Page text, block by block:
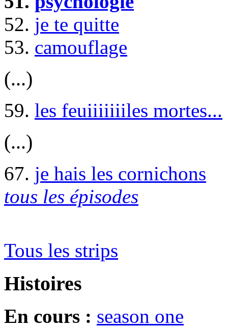
52. je te quitte
53. camouflage
(...)
59. les feuiiiiiiiles mortes...
(...)
67. je hais les cornichons
tous les épisodes
Tous les strips
Histoires
En cours : season one